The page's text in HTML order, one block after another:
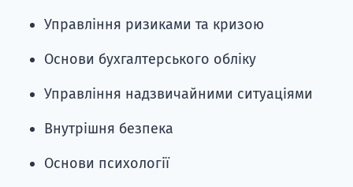
Управління ризиками та кризою
Основи бухгалтерського обліку
Управління надзвичайними ситуаціями
Внутрішня безпека
Основи психології